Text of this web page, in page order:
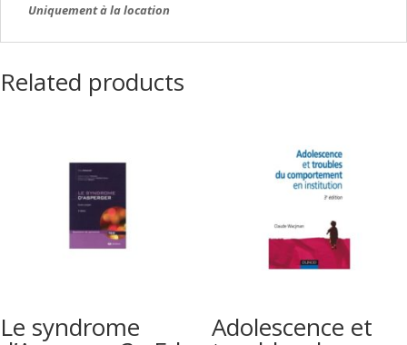
Uniquement à la location
Related products
Le syndrome Adolescence et